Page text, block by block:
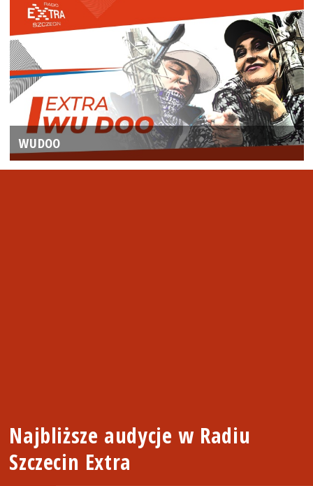
WUDOO
Najbliższe audycje w Radiu
Szczecin Extra